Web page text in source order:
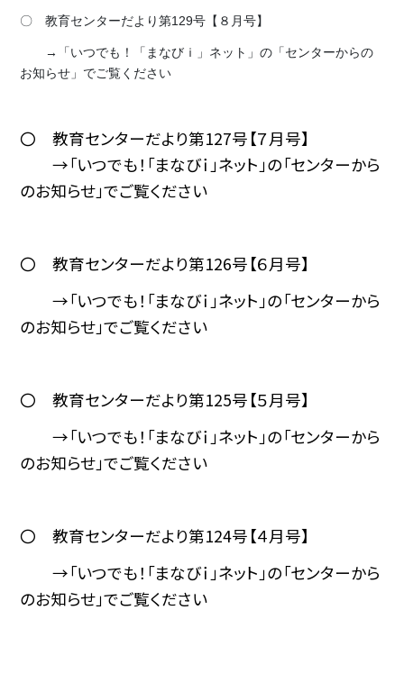
〇 教育センターだより第129号【８月号】
→「いつでも！「まなびｉ」ネット」の「センターからの
お知らせ」でご覧ください
〇 教育センターだより第127号【７月号】
→「いつでも！「まなびｉ」ネット」の「センターから
のお知らせ」でご覧ください
〇 教育センターだより第126号【６月号】
→「いつでも！「まなびｉ」ネット」の「センターから
のお知らせ」でご覧ください
〇 教育センターだより第125号【５月号】
→「いつでも！「まなびｉ」ネット」の「センターから
のお知らせ」でご覧ください
〇 教育センターだより第124号【４月号】
→「いつでも！「まなびｉ」ネット」の「センターから
のお知らせ」でご覧ください